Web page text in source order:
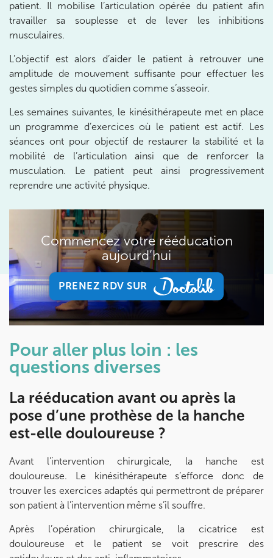
patient. Il mobilise l’articulation opérée du patient afin
travailler sa souplesse et de lever les inhibitions
musculaires.
L’objectif est alors d’aider le patient à retrouver une
amplitude de mouvement suffisante pour effectuer les
gestes simples du quotidien comme s’asseoir.
Les semaines suivantes, le kinésithérapeute met en place
un programme d’exercices où le patient est actif. Les
séances ont pour objectif de restaurer la stabilité et la
mobilité de l’articulation ainsi que de renforcer la
musculation. Le patient peut ainsi progressivement
reprendre une activité physique.
Commencez votre rééducation
aujourd’hui
PRENEZ RDV SUR
PRENEZ RDV SUR
Pour aller plus loin : les
questions diverses
La rééducation avant ou après la
pose d’une prothèse de la hanche
est-elle douloureuse ?
Avant l’intervention chirurgicale, la hanche est
douloureuse. Le kinésithérapeute s’efforce donc de
trouver les exercices adaptés qui permettront de préparer
son patient à l’intervention même s’il souffre.
Après l’opération chirurgicale, la cicatrice est
douloureuse et le patient se voit prescrire des
Prenez RDV sur
Prenez RDV sur
IK BOIS COLOMBES
1 Rue Mertens 92600 Bois-Colombes
Prenez RDV sur
Prenez RDV sur
28 Rue Velpeau 92160 Antony
28 Rue Velpeau 92160 Antony
01 76 21 71 41
Prenez RDV sur
Prenez RDV sur
74 Bd Haussmann 75008 Paris
74 Bd Haussmann 75008 Paris
Prenez RDV sur
Prenez RDV sur
IK MORANGIS
85 Av. de Balzac 91420 Morangis
85 Av. de Balzac 91420 Morangis
01 64 48 35 84
Prenez RDV sur
Prenez RDV sur